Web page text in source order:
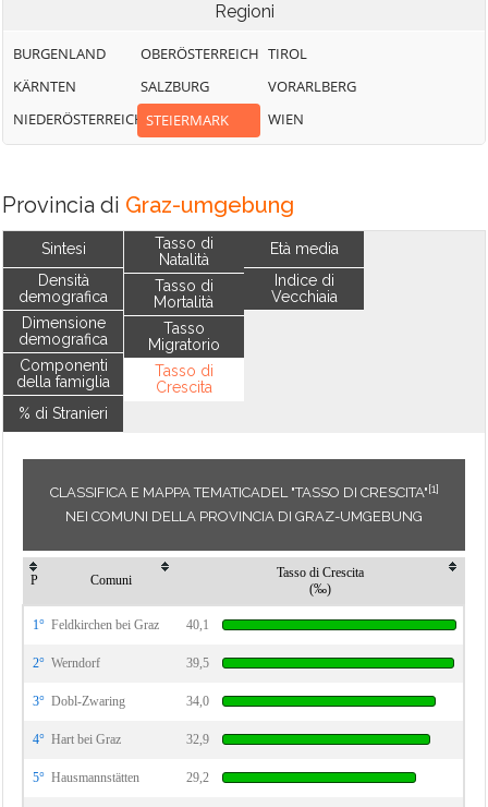
Regioni
BURGENLAND
KÄRNTEN
NIEDERÖSTERREICH
OBERÖSTERREICH
SALZBURG
STEIERMARK
TIROL
VORARLBERG
WIEN
Provincia di Graz-umgebung
Sintesi
Densità
demografica
Dimensione
demografica
Componenti
della famiglia
% di Stranieri
Tasso di
Natalità
Tasso di
Mortalità
Tasso
Migratorio
Tasso di
Crescita
Età media
Indice di
Vecchiaia
CLASSIFICA E MAPPA TEMATICADEL "TASSO DI CRESCITA"[1]
NEI COMUNI DELLA PROVINCIA DI GRAZ-UMGEBUNG
P Comuni
Tasso di Crescita
(‰)
1° Feldkirchen bei Graz 40,1
2° Werndorf 39,5
3° Dobl-Zwaring 34,0
4° Hart bei Graz 32,9
5° Hausmannstätten 29,2